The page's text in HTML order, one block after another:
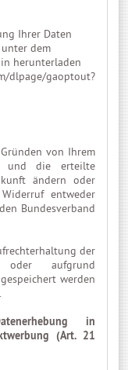
Ihrer Daten
dem
herunterladen
dlpage/gaoptout?
von Ihrem
und die erteilte
ändern oder
entweder
Bundesverband
der
oder aufgrund
werden
in
(Art. 21